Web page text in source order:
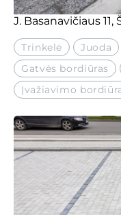
J. Basanavičiaus 11,
Trinkelė Juoda
Gatvės bordiūras
Įvažiavimo